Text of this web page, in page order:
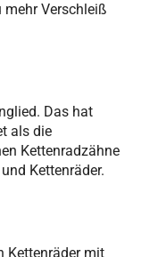
mehr Verschleiß
Das hat
als die
Kettenradzähne
Kettenräder.
Kettenräder mit